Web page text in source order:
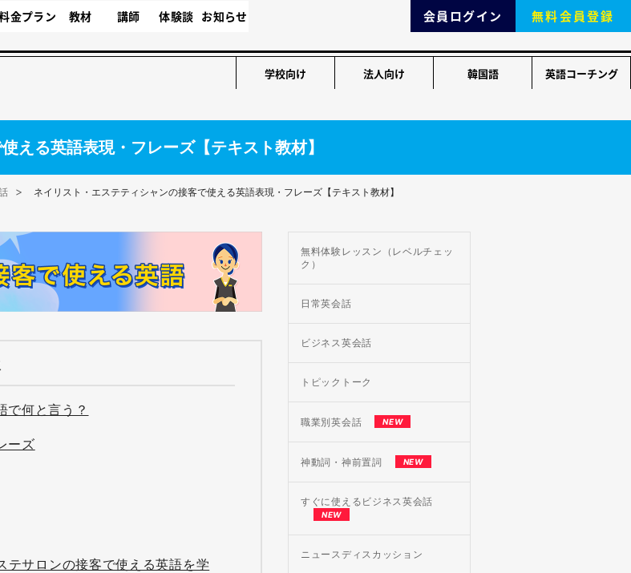
金プラン 教材 講師 体験談 お知らせ 会員ログイン 無料会員登録
学校向け 法人向け 韓国語 英語コーチング
える英語表現・フレーズ【テキスト教材】
ネイリスト・エステティシャンの接客で使える英語表現・フレーズ【テキスト教材】
で何と言う？
ーズ
テサロンの接客で使える英語を学
無料体験レッスン（レベルチェッ
ク）
日常英会話
ビジネス英会話
トピックトーク
職業別英会話 NEW
神動詞・神前置詞 NEW
すぐに使えるビジネス英会話
NEW
ニュースディスカッション